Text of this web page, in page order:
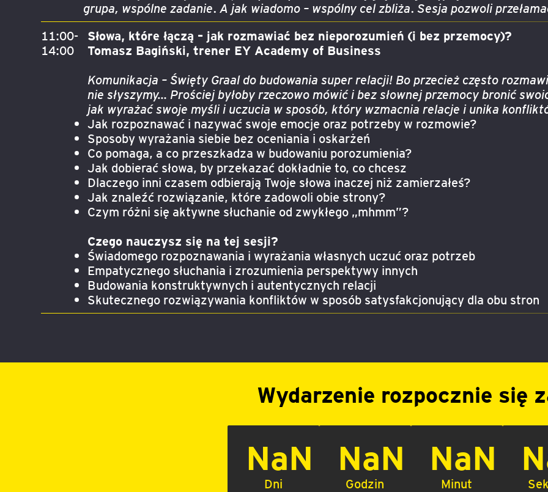
grupa, wspólne zadanie. A jak wiadomo – wspólny cel zbliża. Sesja pozwoli
11:00-
14:00
Słowa, które łączą – jak rozmawiać bez nieporozumień (i bez przemocy)?
Tomasz Bagiński, trener EY Academy of Business
Komunikacja – Święty Graal do budowania super relacji! Bo przecież często
nie słyszymy… Prościej byłoby rzeczowo mówić i bez słownej przemocy bronić
jak wyrażać swoje myśli i uczucia w sposób, który wzmacnia relacje i unika
Jak rozpoznawać i nazywać swoje emocje oraz potrzeby w rozmowie?
Sposoby wyrażania siebie bez oceniania i oskarżeń
Co pomaga, a co przeszkadza w budowaniu porozumienia?
Jak dobierać słowa, by przekazać dokładnie to, co chcesz
Dlaczego inni czasem odbierają Twoje słowa inaczej niż zamierzałeś?
Jak znaleźć rozwiązanie, które zadowoli obie strony?
Czym różni się aktywne słuchanie od zwykłego „mhmm”?
Czego nauczysz się na tej sesji?
Świadomego rozpoznawania i wyrażania własnych uczuć oraz potrzeb
Empatycznego słuchania i zrozumienia perspektywy innych
Budowania konstruktywnych i autentycznych relacji
Skutecznego rozwiązywania konfliktów w sposób satysfakcjonujący dla obu stron
Wydarzenie rozpocznie się
NaN
Dni
NaN
Godzin
NaN
Minut